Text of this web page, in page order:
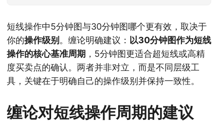
短线操作中5分钟图与30分钟图哪个更有效，取决于
你的操作级别 。缠论明确建议： 以30分钟图作为短线
操作的核心基准周期 ，5分钟图更适合超短线或高精
度买卖点的确认。两者并非对立，而是不同层级工
具，关键在于明确自己的操作级别并保持一致性。
缠论对短线操作周期的建议